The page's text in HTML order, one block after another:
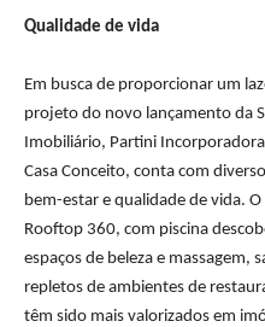
Qualidade de vida
Em busca de proporcionar um
projeto do novo lançamento da
Imobiliário, Partini
Casa Conceito, conta com
bem-estar e qualidade de vida.
Rooftop 360, com piscina
espaços de beleza e massagem,
repletos de ambientes de
têm sido mais valorizados em